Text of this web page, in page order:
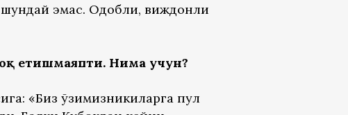
шундай эмас. Одобли, виждонли
етишмаяпти. Нима учун?
«Биз ўзимизникиларга пул